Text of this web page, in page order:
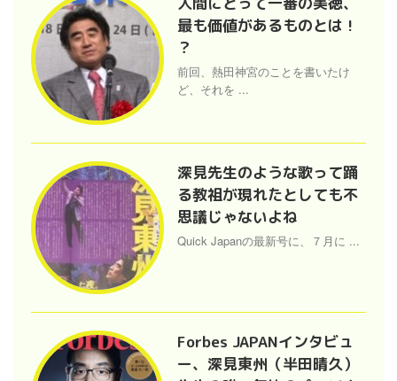
最も価値があるものとは !
？
前回、熱田神宮のことを書いたけ
ど、それを ...
深見先生のような歌って踊
る教祖が現れたとしても不
思議じゃないよね
Quick Japanの最新号に、７月に ...
Forbes JAPANインタビュ
ー、深見東州（半田晴久）